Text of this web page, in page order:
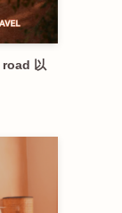
road 以